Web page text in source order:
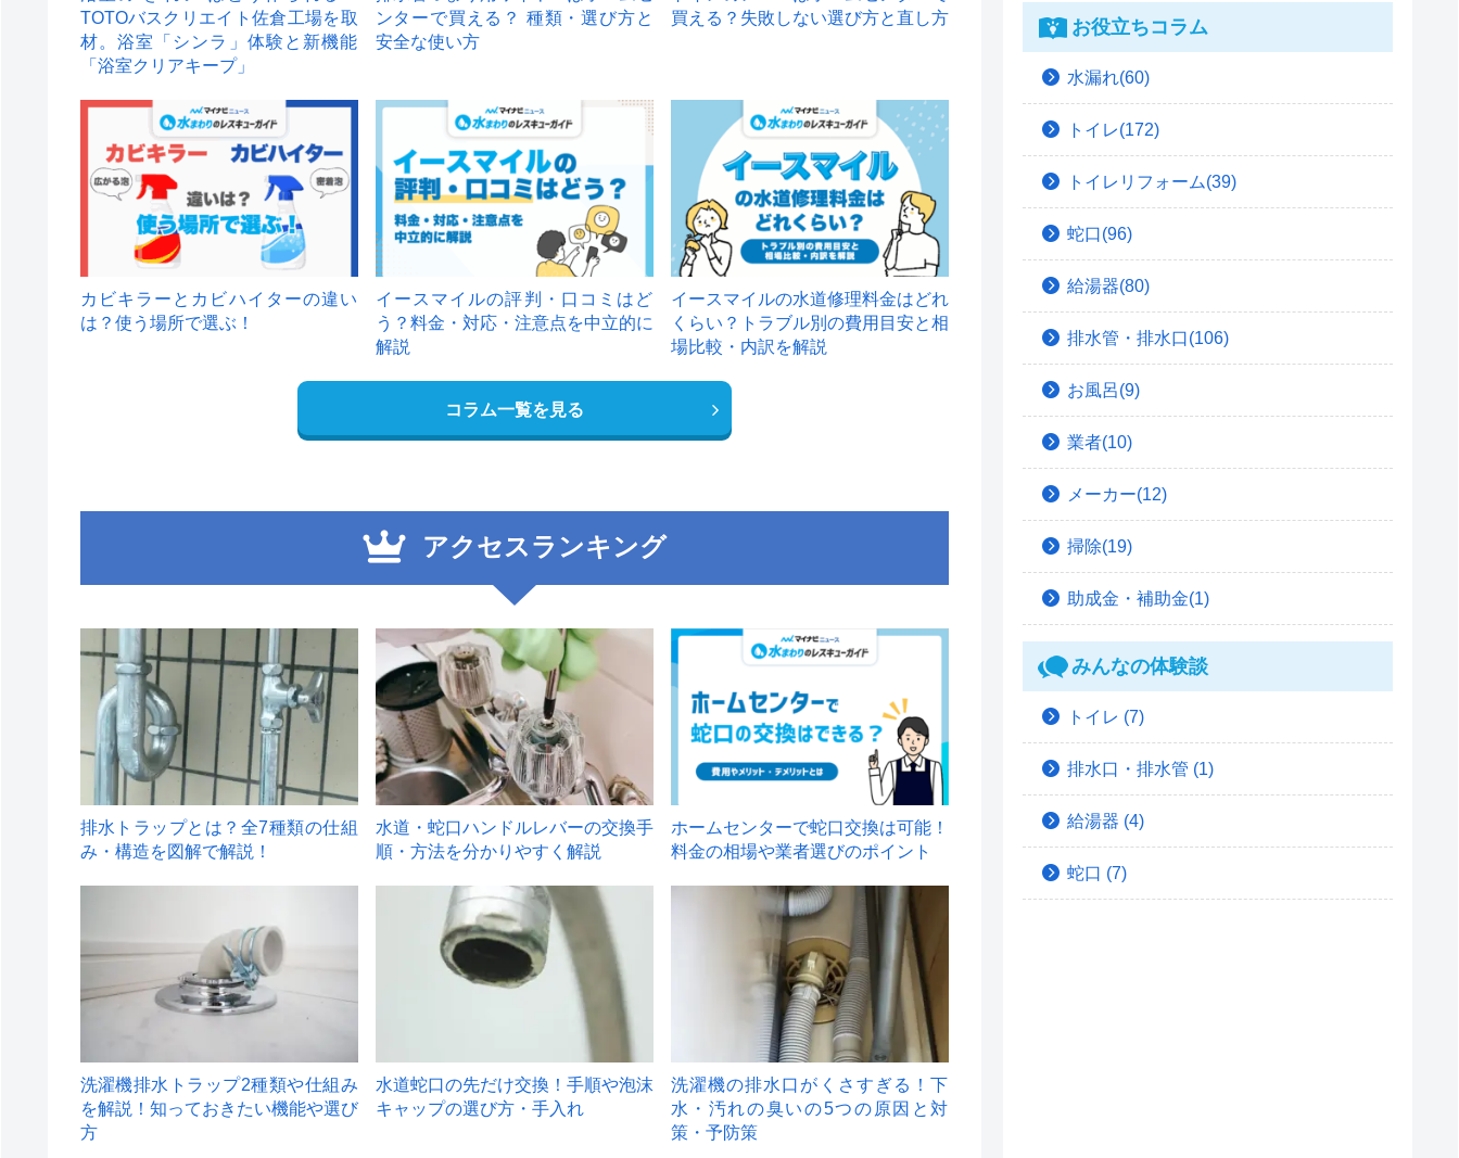
TOTOバスクリエイト佐倉工場を取
材。浴室「シンラ」体験と新機能
「浴室クリアキープ」
ンターで買える？ 種類・選び方と
安全な使い方
買える？失敗しない選び方と直し方
カビキラーとカビハイターの違い
は？使う場所で選ぶ！
イースマイルの評判・口コミはど
う？料金・対応・注意点を中立的に
解説
イースマイルの水道修理料金はどれ
くらい？トラブル別の費用目安と相
場比較・内訳を解説
コラム一覧を見る
アクセスランキング
1
排水トラップとは？全7種類の仕組
み・構造を図解で解説！
2
水道・蛇口ハンドルレバーの交換手
順・方法を分かりやすく解説
ホームセンターで蛇口交換は可能！
料金の相場や業者選びのポイント
洗濯機排水トラップ2種類や仕組み
を解説！知っておきたい機能や選び
方
水道蛇口の先だけ交換！手順や泡沫
キャップの選び方・手入れ
洗濯機の排水口がくさすぎる！下
水・汚れの臭いの5つの原因と対
策・予防策
お役立ちコラム
水漏れ(60)
トイレ(172)
トイレリフォーム(39)
蛇口(96)
給湯器(80)
排水管・排水口(106)
お風呂(9)
業者(10)
メーカー(12)
掃除(19)
助成金・補助金(1)
みんなの体験談
トイレ (7)
排水口・排水管 (1)
給湯器 (4)
蛇口 (7)